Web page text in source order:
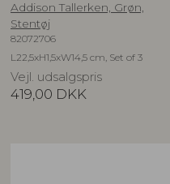
Addison Tallerken, Grøn,
Stentøj
82072706
L22,5xH1,5xW14,5 cm, Set of 3
Vejl. udsalgspris
419,00 DKK